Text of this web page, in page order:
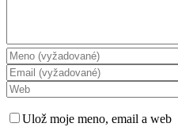
Ulož moje meno, email a web